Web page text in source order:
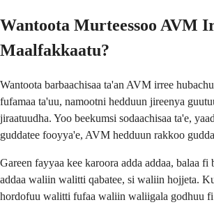
Wantoota Murteessoo AVM
Maalfakkaatu?
Wantoota barbaachisaa ta'an AVM irree
fufamaa ta'uu, namootni hedduun jireenya
jiraatuudha. Yoo beekumsi sodaachisaa ta'e,
guddatee fooyya'e, AVM hedduun rakkoo
Gareen fayyaa kee karoora adda addaa, balaa fi
addaa waliin walitti qabatee, si waliin hojjeta.
hordofuu walitti fufaa waliin waliigala godhuu fi